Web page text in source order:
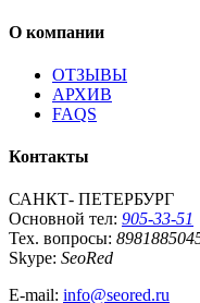
О компании
ОТЗЫВЫ
АРХИВ
FAQS
Контакты
САНКТ- ПЕТЕРБУРГ
Основной тел: 905-33-51
Тех. вопросы:
Skype: SeoRed
E-mail: info@seored.ru